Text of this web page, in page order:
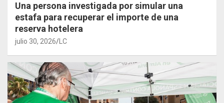
Una persona investigada por simular una
estafa para recuperar el importe de una
reserva hotelera
julio 30, 2026 LC